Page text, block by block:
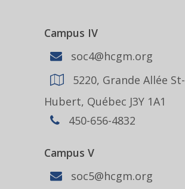
Campus IV
soc4@hcgm.org
5220, Grande Allée St-
Hubert, Québec J3Y 1A1
450-656-4832
Campus V
soc5@hcgm.org